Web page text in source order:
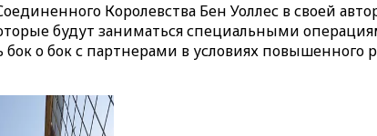
Королевства Бен Уоллес в своей
будут заниматься специальными
бок о бок с партнерами в условиях повышенного